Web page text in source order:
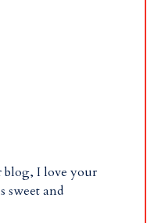
blog, I love your
sweet and